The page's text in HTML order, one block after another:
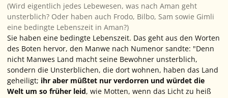
(Wird eigentlich jedes Lebewesen, was nach Aman geht
unsterblich? Oder haben auch Frodo, Bilbo, Sam sowie Gimli
eine bedingte Lebenszeit in Aman?)
Sie haben eine bedingte Lebenszeit. Das geht aus den Worten
des Boten hervor, den Manwe nach Numenor sandte: "Denn
nicht Manwes Land macht seine Bewohner unsterblich,
sondern die Unsterblichen, die dort wohnen, haben das Land
geheiligt; ihr aber müßtet nur verdorren und würdet die
Welt um so früher leid, wie Motten, wenn das Licht zu heiß